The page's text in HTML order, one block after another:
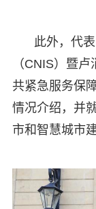
此外，代
（CNIS）暨
共紧急服务保
情况介绍，并
市和智慧城市